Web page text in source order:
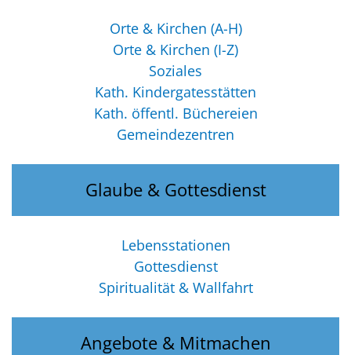
Orte & Kirchen (A-H)
Orte & Kirchen (I-Z)
Soziales
Kath. Kindergatesstätten
Kath. öffentl. Büchereien
Gemeindezentren
Glaube & Gottesdienst
Lebensstationen
Gottesdienst
Spiritualität & Wallfahrt
Angebote & Mitmachen